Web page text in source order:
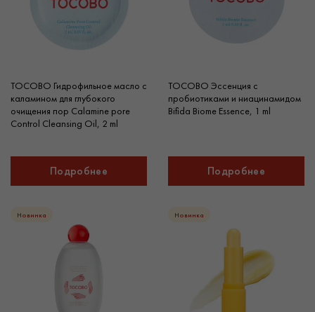
TOCOBO Гидрофильное масло с
каламином для глубокого
очищения пор Calamine pore
Control Cleansing Oil, 2 ml
Подробнее
TOCOBO Эссенция с
пробиотиками и ниацинамидом
Bifida Biome Essence, 1 ml
Подробнее
Новинка Новинка